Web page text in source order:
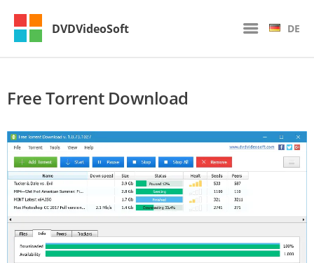
DVDVideoSoft DE
Free Torrent Download